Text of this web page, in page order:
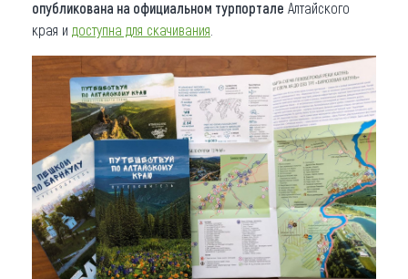
опубликована на официальном турпортале Алтайского
края и доступна для скачивания